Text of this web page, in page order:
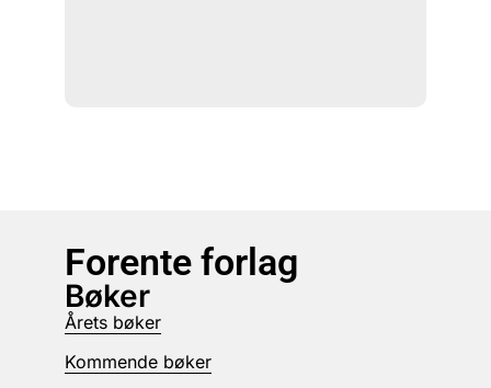
Forente forlag
Bøker
Årets bøker
Kommende bøker